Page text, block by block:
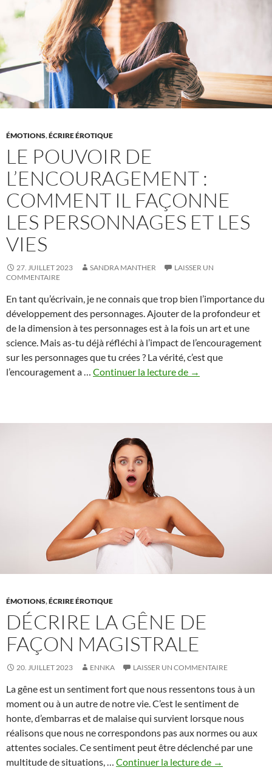
influe
sur
la
vie.
ÉMOTIONS,ÉCRIRE ÉROTIQUE
LE POUVOIR DE
L’ENCOURAGEMENT :
COMMENT IL FAÇONNE
LES PERSONNAGES ET LES
VIES
27. JUILLET 2023 SANDRA MANTHER
LAISSER UN
COMMENTAIRE
En tant qu’écrivain, je ne connais que trop bien l’importance du
développement des personnages. Ajouter de la profondeur et
de la dimension à tes personnages est à la fois un art et une
science. Mais as-tu déjà réfléchi à l’impact de l’encouragement
sur les personnages que tu crées ? La vérité, c’est que
l’encouragement a … Continuer la lecture de Le
et
les
vies
→
ÉMOTIONS,ÉCRIRE ÉROTIQUE
DÉCRIRE LA GÊNE DE
FAÇON MAGISTRALE
20. JUILLET 2023 ENNKA LAISSER UN COMMENTAIRE
La gêne est un sentiment fort que nous ressentons tous à un
moment ou à un autre de notre vie. C’est le sentiment de
honte, d’embarras et de malaise qui survient lorsque nous
réalisons que nous ne correspondons pas aux normes ou aux
attentes sociales. Ce sentiment peut être déclenché par une
multitude de situations, … Continuer la lecture de Décrire
→